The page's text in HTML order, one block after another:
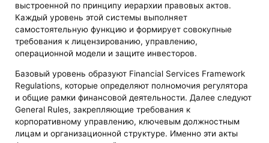
выстроенной по принципу иерархии правовых актов.
Каждый уровень этой системы выполняет
самостоятельную функцию и формирует совокупные
требования к лицензированию, управлению,
операционной модели и защите инвесторов.
Базовый уровень образуют Financial Services Framework
Regulations, которые определяют полномочия регулятора
и общие рамки финансовой деятельности. Далее следуют
General Rules, закрепляющие требования к
корпоративному управлению, ключевым должностным
лицам и организационной структуре. Именно эти акты